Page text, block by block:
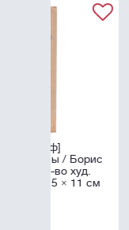
1909-
общей
М.